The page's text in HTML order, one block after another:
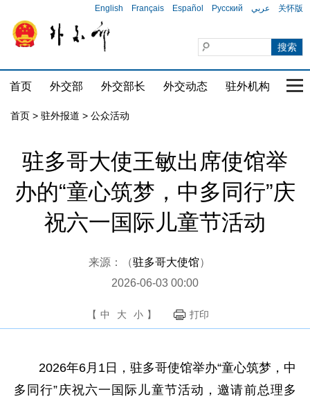
English Français Español Русский عربي 关怀版
首页 外交部 外交部长 外交动态 驻外机构 国
首页 > 驻外报道 > 公众活动
驻多哥大使王敏出席使馆举
办的“童心筑梦，中多同行”庆
祝六一国际儿童节活动
来源：（驻多哥大使馆）
2026-06-03 00:00
【 中 大 小 】 打印
2026年6月1日，驻多哥使馆举办“童心筑梦，中
多同行”庆祝六一国际儿童节活动，邀请前总理多